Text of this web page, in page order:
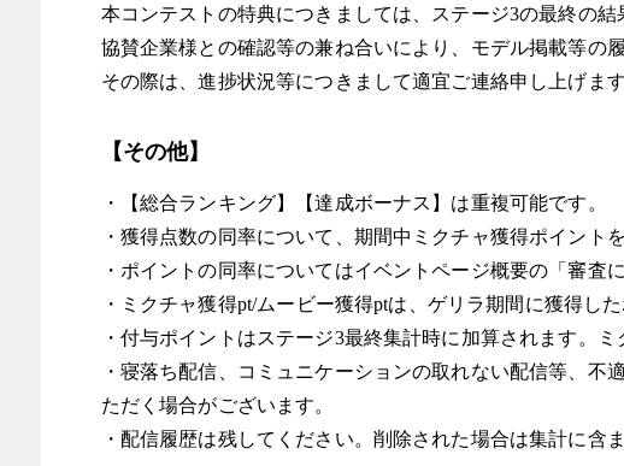
本コンテストの特典につきましては、ステージ3の最終の
協賛企業様との確認等の兼ね合いにより、モデル掲載等の
その際は、進捗状況等につきまして適宜ご連絡申し上げます
【その他】
・【総合ランキング】【達成ボーナス】は重複可能です。
・獲得点数の同率について、期間中ミクチャ獲得ポイント
・ポイントの同率についてはイベントページ概要の「審査
・ミクチャ獲得pt/ムービー獲得ptは、ゲリラ期間に獲得
・付与ポイントはステージ3最終集計時に加算されます。
・寝落ち配信、コミュニケーションの取れない配信等、
ただく場合がございます。
・配信履歴は残してください。削除された場合は集計に含